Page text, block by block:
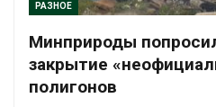
РАЗНОЕ
Минприроды
закрытие
полигонов